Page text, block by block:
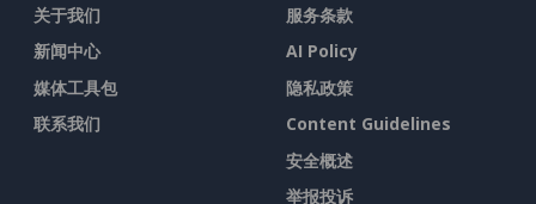
关于我们
新闻中心
媒体工具包
联系我们
服务条款
AI Policy
隐私政策
Content Guidelines
安全概述
举报投诉